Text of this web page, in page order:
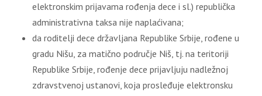
elektronskim prijavama rođenja dece i sl.) republička
administrativna taksa nije naplaćivana;
da roditelji dece državljana Republike Srbije, rođene u
gradu Nišu, za matično područje Niš, tj. na teritoriji
Republike Srbije, rođenje dece prijavljuju nadležnoj
zdravstvenoj ustanovi, koja prosleđuje elektronsku